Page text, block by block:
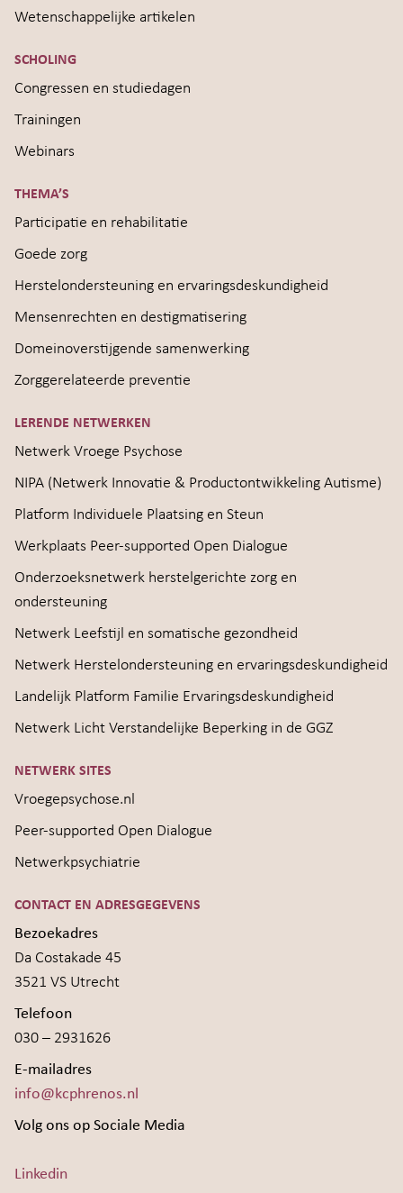
Wetenschappelijke artikelen
SCHOLING
Congressen en studiedagen
Trainingen
Webinars
THEMA’S
Participatie en rehabilitatie
Goede zorg
Herstelondersteuning en ervaringsdeskundigheid
Mensenrechten en destigmatisering
Domeinoverstijgende samenwerking
Zorggerelateerde preventie
LERENDE NETWERKEN
Netwerk Vroege Psychose
NIPA (Netwerk Innovatie & Productontwikkeling Autisme)
Platform Individuele Plaatsing en Steun
Werkplaats Peer-supported Open Dialogue
Onderzoeksnetwerk herstelgerichte zorg en
ondersteuning
Netwerk Leefstijl en somatische gezondheid
Netwerk Herstelondersteuning en ervaringsdeskundigheid
Landelijk Platform Familie Ervaringsdeskundigheid
Netwerk Licht Verstandelijke Beperking in de GGZ
NETWERK SITES
Vroegepsychose.nl
Peer-supported Open Dialogue
Netwerkpsychiatrie
CONTACT EN ADRESGEGEVENS
Bezoekadres
Da Costakade 45
3521 VS Utrecht
Telefoon
030 – 2931626
E-mailadres
info@kcphrenos.nl
Volg ons op Sociale Media
Linkedin